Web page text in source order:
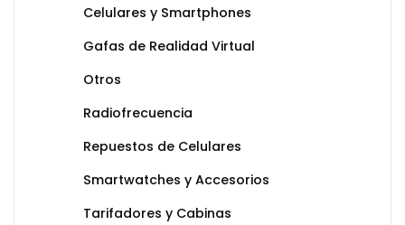
Celulares y Smartphones
Gafas de Realidad Virtual
Otros
Radiofrecuencia
Repuestos de Celulares
Smartwatches y Accesorios
Tarifadores y Cabinas